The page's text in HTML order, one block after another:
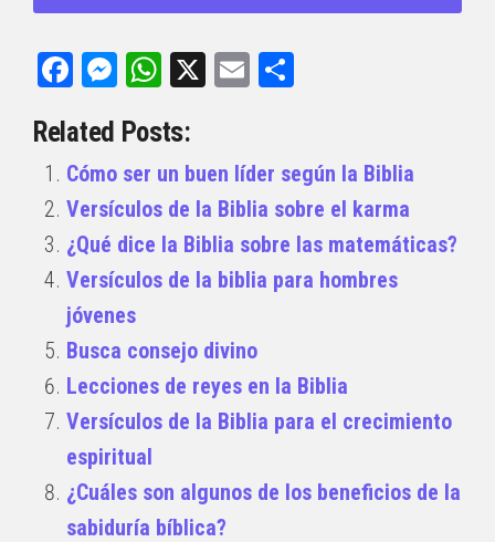
Facebook
Messenger
WhatsApp
X Email
Related Posts:
Cómo ser un buen líder según la Biblia
Versículos de la Biblia sobre el karma
¿Qué dice la Biblia sobre las matemáticas?
Versículos de la biblia para hombres
jóvenes
Busca consejo divino
Lecciones de reyes en la Biblia
Versículos de la Biblia para el crecimiento
espiritual
¿Cuáles son algunos de los beneficios de la
sabiduría bíblica?